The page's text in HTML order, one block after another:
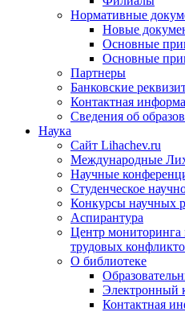
Нормативные
Новые
Основные
Основные
Партнеры
Банковские
Контактная
Сведения об
Наука
Сайт Lihachev.ru
Международные
Научные
Студенческое
Конкурсы научных
Аспирантура
Центр мониторинга
трудовых
О библиотеке
Электронный
Контактная